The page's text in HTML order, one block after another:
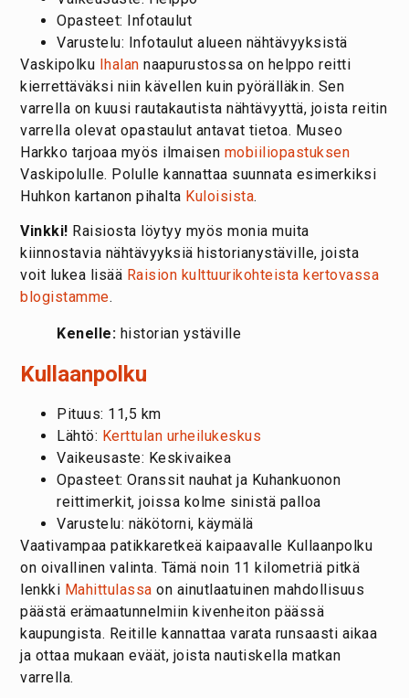
Opasteet: Infotaulut
Varustelu: Infotaulut alueen nähtävyyksistä
Vaskipolku Ihalan naapurustossa on helppo reitti
kierrettäväksi niin kävellen kuin pyörälläkin. Sen
varrella on kuusi rautakautista nähtävyyttä, joista reitin
varrella olevat opastaulut antavat tietoa. Museo
Harkko tarjoaa myös ilmaisen mobiiliopastuksen
Vaskipolulle. Polulle kannattaa suunnata esimerkiksi
Huhkon kartanon pihalta Kuloisista.
Vinkki! Raisiosta löytyy myös monia muita
kiinnostavia nähtävyyksiä historianystäville, joista
voit lukea lisää Raision kulttuurikohteista kertovassa
blogistamme.
Kenelle: historian ystäville
Kullaanpolku
Pituus: 11,5 km
Lähtö: Kerttulan urheilukeskus
Vaikeusaste: Keskivaikea
Opasteet: Oranssit nauhat ja Kuhankuonon
reittimerkit, joissa kolme sinistä palloa
Varustelu: näkötorni, käymälä
Vaativampaa patikkaretkeä kaipaavalle Kullaanpolku
on oivallinen valinta. Tämä noin 11 kilometriä pitkä
lenkki Mahittulassa on ainutlaatuinen mahdollisuus
päästä erämaatunnelmiin kivenheiton päässä
kaupungista. Reitille kannattaa varata runsaasti aikaa
ja ottaa mukaan eväät, joista nautiskella matkan
varrella.